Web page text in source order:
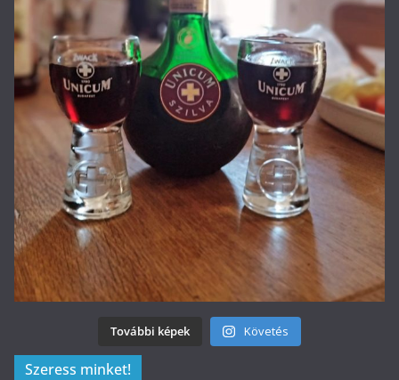
További képek Követés
Szeress minket!